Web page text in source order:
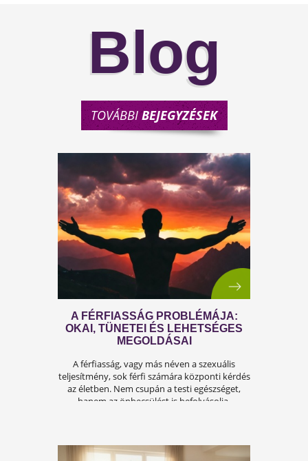
Blog
TOVÁBBIBEJEGYZÉSEK